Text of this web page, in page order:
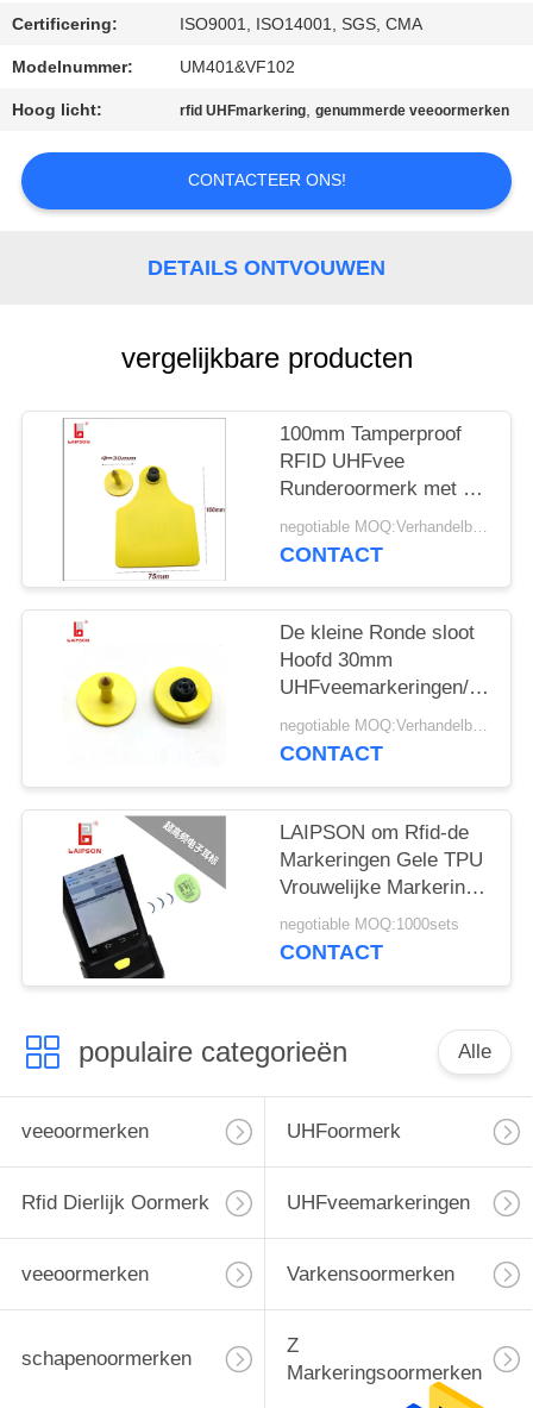
OM
EEN
CITAAT
SITEMAP
Certificering: ISO9001, ISO14001, SGS, CMA
Modelnummer: UM401&VF102
Hoog licht: rfid UHFmarkering,genummerde veeoormerken
CONTACTEER ONS!
DETAILS ONTVOUWEN
vergelijkbare producten
100mm Tamperproof
RFID UHFvee
Runderoormerk met 6
Meters Waaier
negotiable MOQ:Verhandelbaar
CONTACT
De kleine Ronde sloot
Hoofd 30mm
UHFveemarkeringen/RFID-
Varkensoormerken
negotiable MOQ:Verhandelbaar
CONTACT
LAIPSON om Rfid-de
Markeringen Gele TPU
Vrouwelijke Markering
Over lange afstand
32*24mm van het
negotiable MOQ:1000sets
CONTACT
populaire categorieën Alle
veeoormerken UHFoormerk
Rfid Dierlijk Oormerk UHFveemarkeringen
veeoormerken Varkensoormerken
schapenoormerken
Z
Markeringsoormerken